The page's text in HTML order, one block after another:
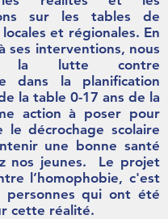
sur les tables de
et régionales. En
ses interventions, nous
la lutte contre
dans la planification
la table 0-17 ans de la
action à poser pour
le décrochage scolaire
une bonne santé
nos jeunes. Le projet
l’homophobie, c'est
personnes qui ont été
cette réalité.